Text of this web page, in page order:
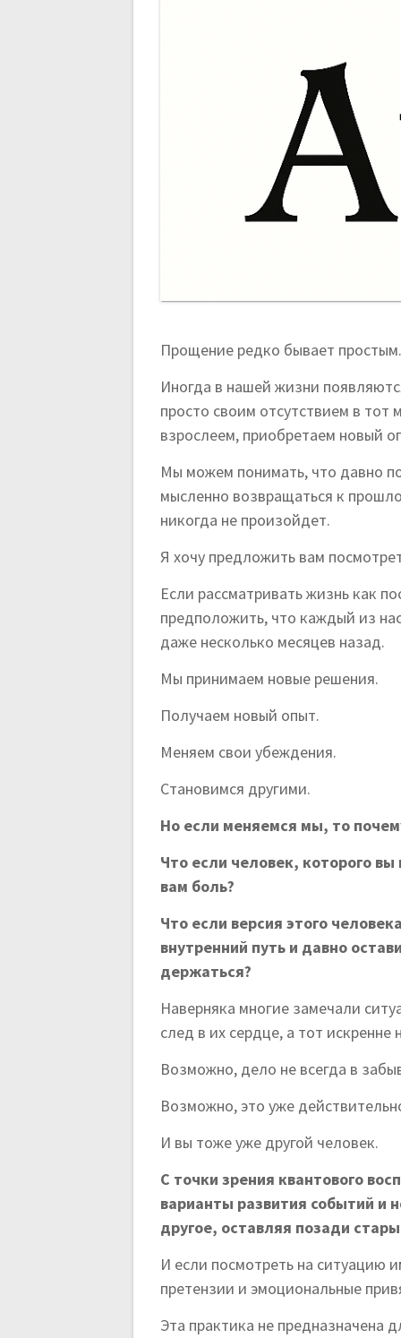
Прощение редко бывает простым.
Иногда в нашей жизни
просто своим отсутствием в
взрослеем, приобретаем новый
Мы можем понимать, что давно
мысленно возвращаться к
никогда не произойдет.
Я хочу предложить вам
Если рассматривать жизнь как
предположить, что каждый из
даже несколько месяцев назад.
Мы принимаем новые решения.
Получаем новый опыт.
Меняем свои убеждения.
Становимся другими.
Но если меняемся мы, то
Что если человек, которого
вам боль?
Что если версия этого
внутренний путь и давно
держаться?
Наверняка многие замечали
след в их сердце, а тот
Возможно, дело не всегда в
Возможно, это уже
И вы тоже уже другой человек.
С точки зрения квантового
варианты развития событий и
другое, оставляя позади
И если посмотреть на ситуацию
претензии и эмоциональные
Эта практика не предназначена